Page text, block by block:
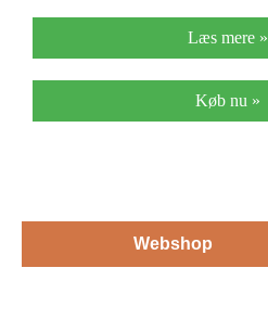
Læs mere »
Køb nu »
Webshop